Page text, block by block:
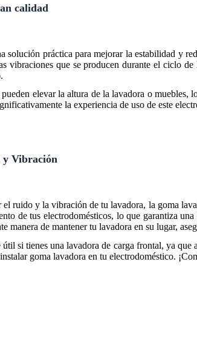
calidad
solución práctica para mejorar la estabilidad y
vibraciones que se producen durante el ciclo
elevar la altura de la lavadora o
la experiencia de uso de este
y Vibración
el ruido y la vibración de tu lavadora, la goma
de tus electrodomésticos, lo que garantiza
manera de mantener tu lavadora en su lugar,
útil si tienes una lavadora de carga frontal, ya
goma lavadora en tu electrodoméstico.